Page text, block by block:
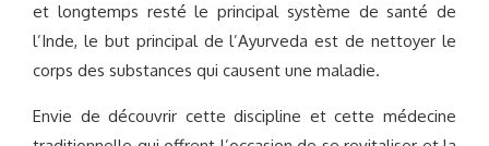
et longtemps resté le principal système de santé de
l’Inde, le but principal de l’Ayurveda est de nettoyer le
corps des substances qui causent une maladie.
Envie de découvrir cette discipline et cette médecine